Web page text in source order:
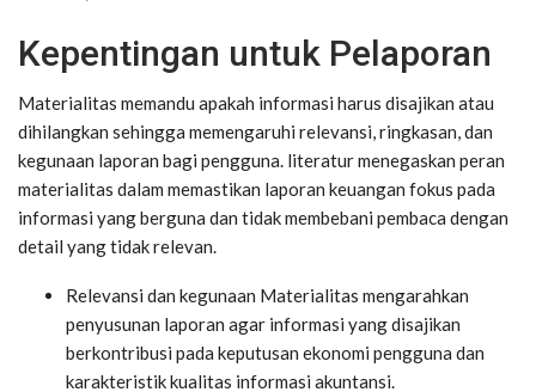
Kepentingan untuk Pelaporan
Materialitas memandu apakah informasi harus disajikan atau
dihilangkan sehingga memengaruhi relevansi, ringkasan, dan
kegunaan laporan bagi pengguna. literatur menegaskan peran
materialitas dalam memastikan laporan keuangan fokus pada
informasi yang berguna dan tidak membebani pembaca dengan
detail yang tidak relevan.
Relevansi dan kegunaan Materialitas mengarahkan
penyusunan laporan agar informasi yang disajikan
berkontribusi pada keputusan ekonomi pengguna dan
karakteristik kualitas informasi akuntansi.